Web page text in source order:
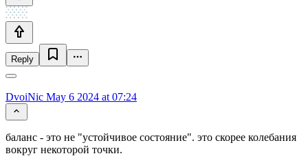
Reply
DvoiNic May 6 2024 at 07:24
баланс - это не "устойчивое состояние". это скорее колебания
вокруг некоторой точки.